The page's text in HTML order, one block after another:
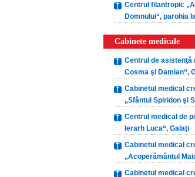
Centrul filantropic
Domnului“, parohia
Cabinete medicale
Centrul de asistenţă
Cosma şi Damian“,
Cabinetul medical
„Sfântul Spiridon şi
Centrul medical de
Ierarh Luca“, Galaţi
Cabinetul medical
„Acoperământul
Cabinetul medical